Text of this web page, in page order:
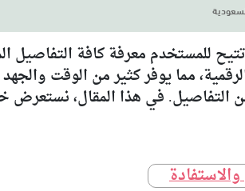
للمستخدم معرفة كافة التفاصيل
مما يوفر كثير من الوقت
التفاصيل. في هذا المقال،